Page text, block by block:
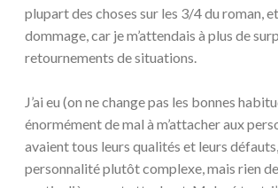
plupart des choses sur les 3/4 du roman,
dommage, car je m’attendais à plus de
retournements de situations.
J’ai eu (on ne change pas les bonnes
énormément de mal à m’attacher aux
avaient tous leurs qualités et leurs
personnalité plutôt complexe, mais rien de